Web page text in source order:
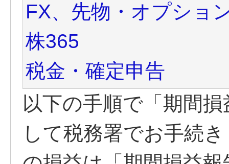
FX、先物・オプショ
株365
税金・確定申告
以下の手順で「期間
して税務署でお手続